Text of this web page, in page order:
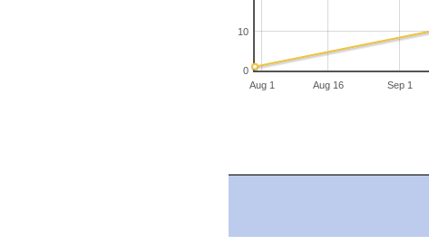
Aug 1 Aug 16 Sep 1
0
10